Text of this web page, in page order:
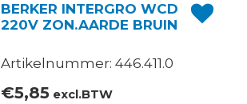
BERKER INTERGRO WCD
220V ZON.AARDE BRUIN
Artikelnummer: 446.411.0
€5,85excl.BTW